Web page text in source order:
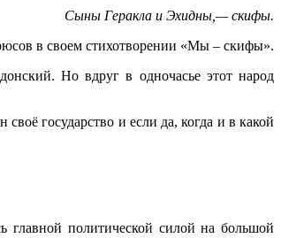
Сыны Геракла и Эхидны,— скифы.
в своем стихотворении «Мы – скифы».
Но вдруг в одночасье этот народ
государство и если да, когда и в какой
главной политической силой на большой